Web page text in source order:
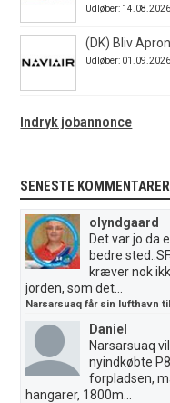
Udløber: 14.08.2026
(DK) Bliv
Udløber: 01.09.2026
Indryk jobannonce
SENESTE KOMMENTARER
olyndgaard
Det var jo da
bedre
kræver nok
jorden, som det...
Narsarsuaq får sin lufthavn
Daniel
Narsarsuaq
nyindkøbte
forpladsen,
hangarer, 1800m...